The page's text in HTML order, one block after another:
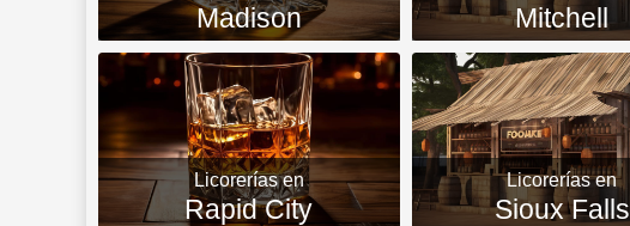
Madison Mitchell
Licorerías en
Rapid City
Licorerías en
Sioux Falls